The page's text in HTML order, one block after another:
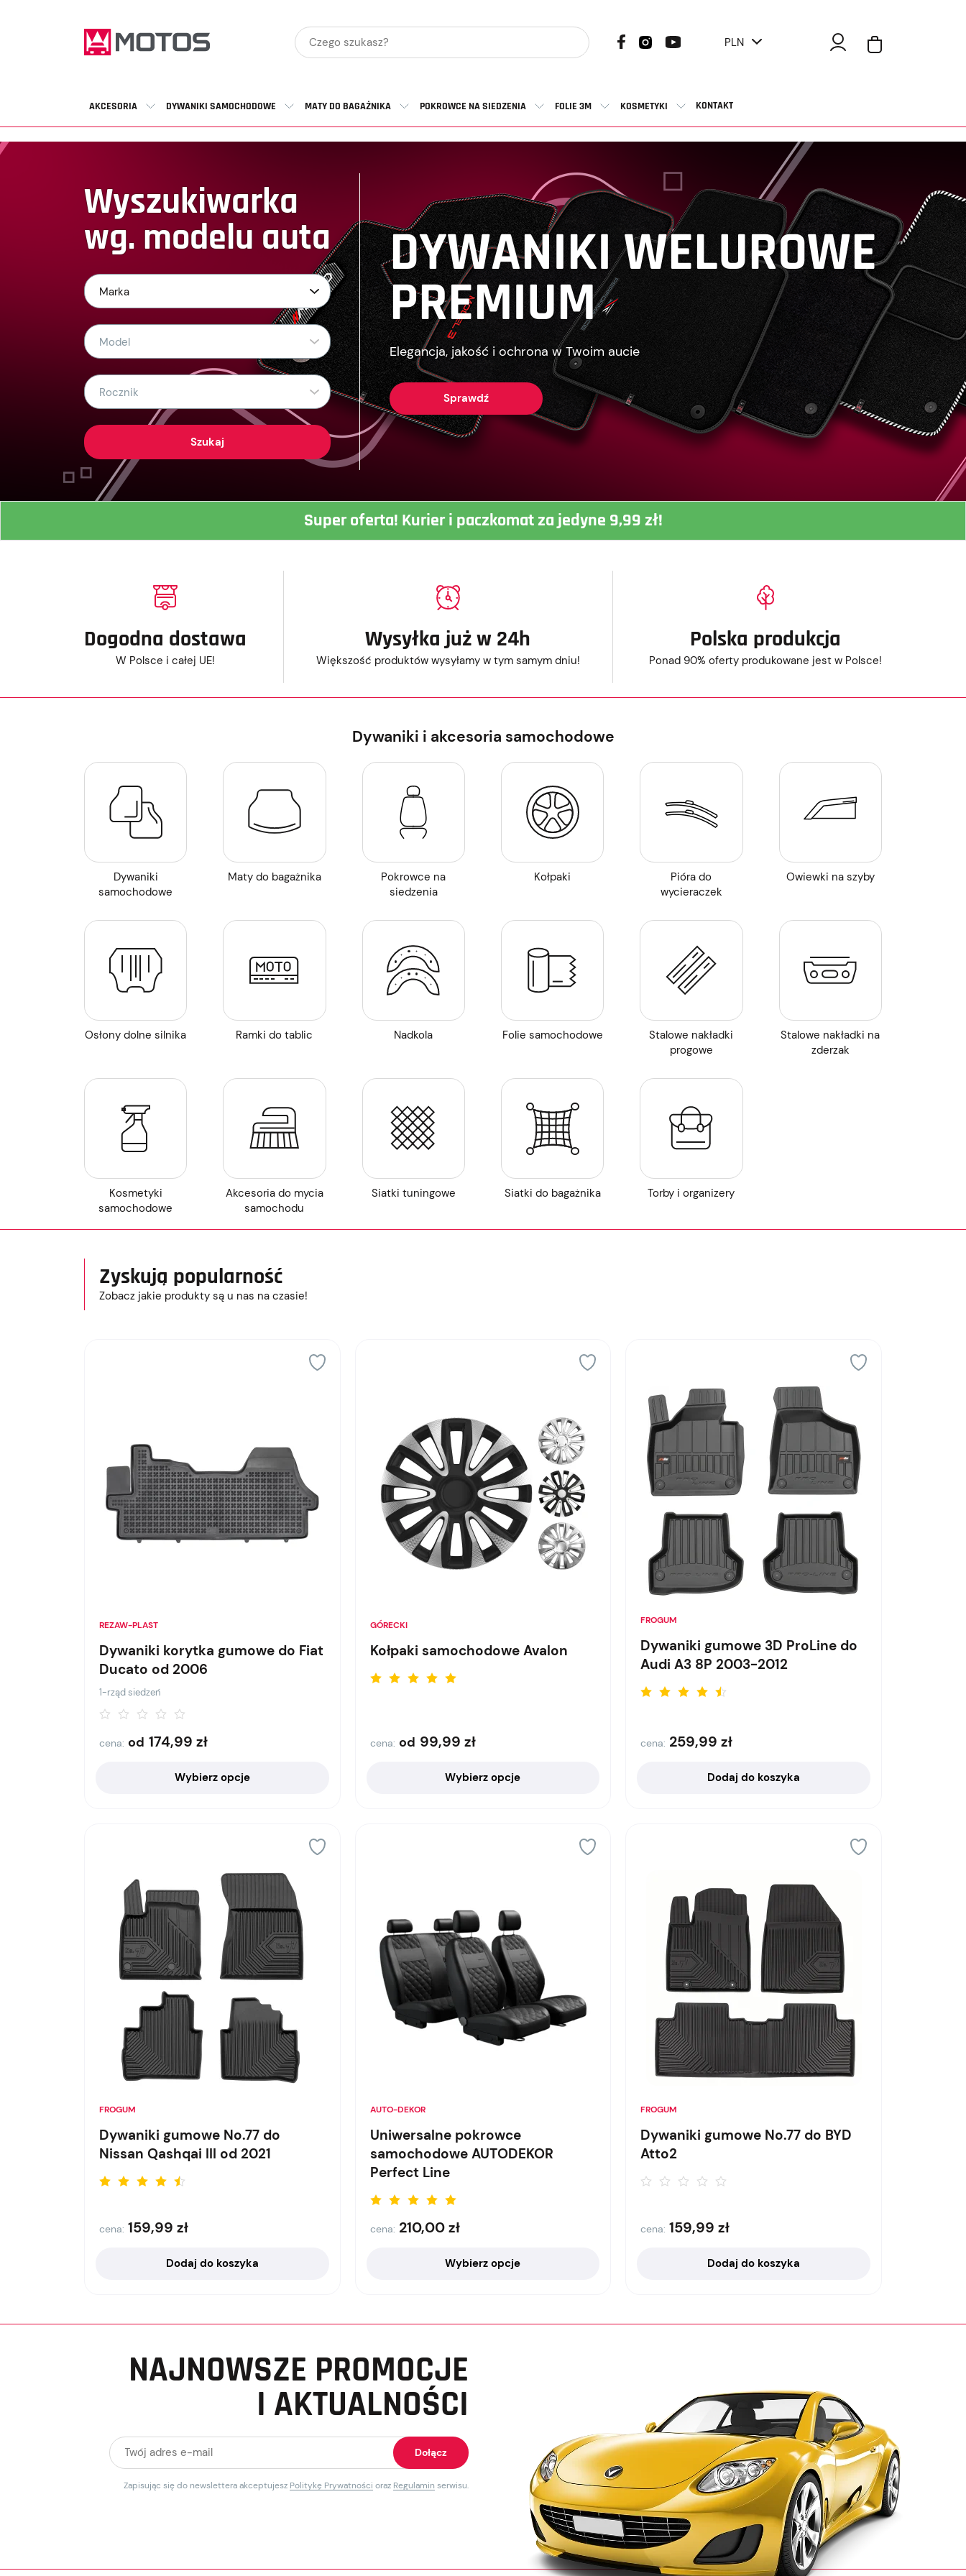
PLN
AKCESORIA DYWANIKI SAMOCHODOWE MATY DO BAGAŻNIKA POKROWCE NA SIEDZENIA FOLIE 3M KOSMETYKI KONTAKT
Wyszukiwarka
wg. modelu auta
Marka
Model
Rocznik
Szukaj
DYWANIKI WELUROWE
PREMIUM
Elegancja, jakość i ochrona w Twoim aucie
Sprawdź
Super oferta! Kurier i paczkomat za jedyne 9,99 zł!
Dogodna dostawa
W Polsce i całej UE!
Wysyłka już w 24h
Większość produktów wysyłamy w tym samym dniu!
Polska produkcja
Ponad 90% oferty produkowane jest w Polsce!
Dywaniki i akcesoria samochodowe
Dywaniki
samochodowe
Maty do bagażnika
Pokrowce na
siedzenia
Kołpaki
Pióra do
wycieraczek
Owiewki na szyby
Osłony dolne silnika Ramki do tablic Nadkola Folie samochodowe
Stalowe nakładki
progowe
Stalowe nakładki na
zderzak
Kosmetyki
samochodowe
Akcesoria do mycia
samochodu
Siatki tuningowe Siatki do bagażnika Torby i organizery
Zyskują popularność
Zobacz jakie produkty są u nas na czasie!
REZAW-PLAST
Dywaniki korytka gumowe do Fiat
Ducato od 2006
1-rząd siedzeń
cena: od 174,99 zł
Wybierz opcje
GÓRECKI
Kołpaki samochodowe Avalon
cena: od 99,99 zł
Wybierz opcje
FROGUM
Dywaniki gumowe 3D ProLine do
Audi A3 8P 2003-2012
cena: 259,99zł
Dodaj do koszyka
FROGUM
Dywaniki gumowe No.77 do
Nissan Qashqai III od 2021
cena: 159,99 zł
Dodaj do koszyka
AUTO-DEKOR
Uniwersalne pokrowce
samochodowe AUTODEKOR
Perfect Line
cena: 210,00zł
Wybierz opcje
FROGUM
Dywaniki gumowe No.77 do BYD
Atto2
cena: 159,99zł
Dodaj do koszyka
NAJNOWSZE PROMOCJE
I AKTUALNOŚCI
Zapisując się do newslettera akceptujesz Politykę Prywatności oraz Regulamin serwisu.